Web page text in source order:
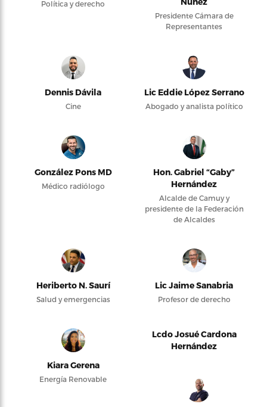
Política y derecho
Presidente Cámara de
Representantes
Dennis Dávila
Cine
Lic Eddie López Serrano
Abogado y analista político
González Pons MD
Médico radiólogo
Hon. Gabriel “Gaby”
Hernández
Alcalde de Camuy y
presidente de la Federación
de Alcaldes
Heriberto N. Saurí
Salud y emergencias
Lic Jaime Sanabria
Profesor de derecho
Kiara Gerena
Energía Renovable
Lcdo Josué Cardona
Hernández